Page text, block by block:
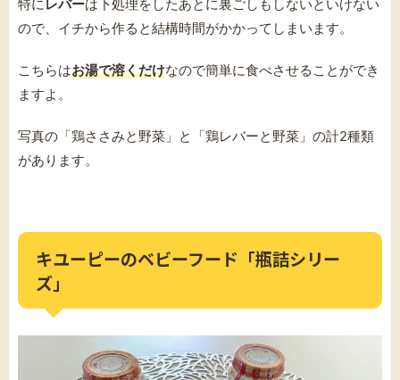
特にレバーは下処理をしたあとに裏ごしもしないといけない
ので、イチから作ると結構時間がかかってしまいます。
こちらはお湯で溶くだけなので簡単に食べさせることができ
ますよ。
写真の「鶏ささみと野菜」と「鶏レバーと野菜」の計2種類
があります。
キユーピーのベビーフード「瓶詰シリー
ズ」